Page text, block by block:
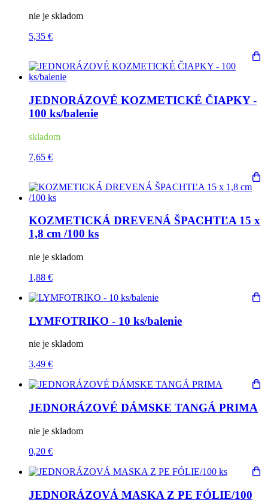
nie je skladom
5,35 €
JEDNORÁZOVÉ KOZMETICKÉ ČIAPKY -
100 ks/balenie
skladom
7,65 €
KOZMETICKÁ DREVENÁ ŠPACHTĽA 15 x
1,8 cm /100 ks
nie je skladom
1,88 €
LYMFOTRIKO - 10 ks/balenie
nie je skladom
3,49 €
JEDNORÁZOVÉ DÁMSKE TANGÁ PRIMA
nie je skladom
0,20 €
JEDNORÁZOVÁ MASKA Z PE FÓLIE/100